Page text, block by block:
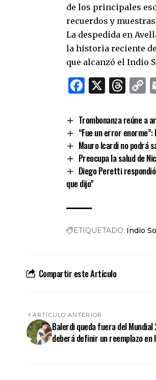
de los principales
recuerdos y
La despedida en
la historia reciente
que alcanzó el Indio
X
Trombonanza reúne a
“Fue un error
Mauro Icardi no podrá
Preocupa la salud de
Diego Peretti
que dijo”
ETIQUETADO: Indio
Compartir este Artículo
ARTÍCULO ANTERIOR
Balerdi queda fuera del
deberá definir un reemplazo